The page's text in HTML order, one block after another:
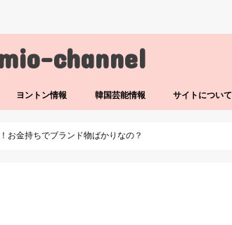
channel
ヨントン情報 韓国芸能情報 サイトについて
お金持ちでブランド物ばかりなの？